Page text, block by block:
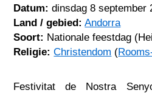
Datum: dinsdag 8 september
Land / gebied: Andorra
Soort: Nationale feestdag
Religie: Christendom (
Festivitat de Nostra